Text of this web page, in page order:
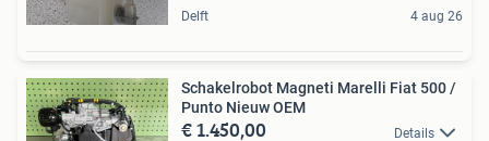
Delft 4 aug 26
Schakelrobot Magneti Marelli Fiat 500 /
Punto Nieuw OEM
€ 1.450,00 Details